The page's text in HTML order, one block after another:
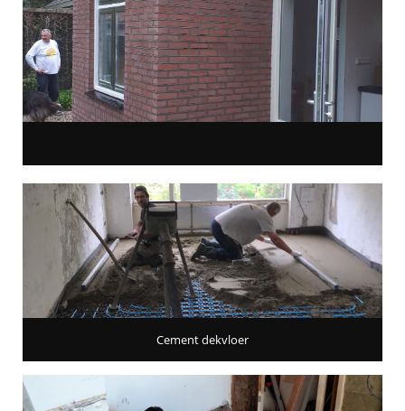
Cement dekvloer